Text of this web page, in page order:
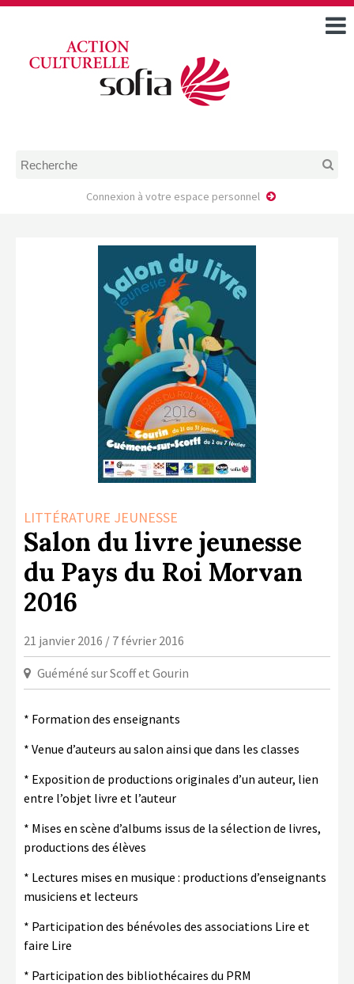
DOSSIERS DE DEMANDE
MODÈLE D’ACCORD DE
LA COPIE PRIVÉE
NUMÉRIQUE
LA CULTURE AVEC LA COPIE
RAPPORT 2019 DE L’ACTION
CULTURELLE
Connexion à votre espace personnel
LITTÉRATURE JEUNESSE
Salon du livre jeunesse
du Pays du Roi Morvan
2016
21 janvier 2016 / 7 février 2016
Guéméné sur Scoff et Gourin
* Formation des enseignants
* Venue d’auteurs au salon ainsi que dans les classes
* Exposition de productions originales d’un auteur, lien
entre l’objet livre et l’auteur
* Mises en scène d’albums issus de la sélection de livres,
productions des élèves
* Lectures mises en musique : productions d’enseignants
musiciens et lecteurs
* Participation des bénévoles des associations Lire et
faire Lire
* Participation des bibliothécaires du PRM